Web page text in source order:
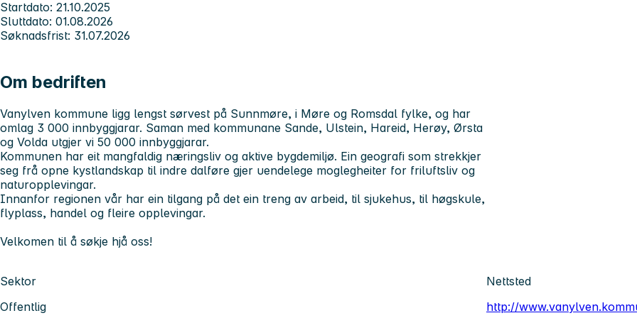
Startdato: 21.10.2025
Sluttdato: 01.08.2026
Søknadsfrist: 31.07.2026
Om bedriften
Vanylven kommune ligg lengst sørvest på Sunnmøre, i Møre og Romsdal fylke, og har
omlag 3 000 innbyggjarar. Saman med kommunane Sande, Ulstein, Hareid, Herøy, Ørsta
og Volda utgjer vi 50 000 innbyggjarar.
Kommunen har eit mangfaldig næringsliv og aktive bygdemiljø. Ein geografi som strekkjer
seg frå opne kystlandskap til indre dalføre gjer uendelege moglegheiter for friluftsliv og
naturopplevingar.
Innanfor regionen vår har ein tilgang på det ein treng av arbeid, til sjukehus, til høgskule,
flyplass, handel og fleire opplevingar.
Velkomen til å søkje hjå oss!
Sektor
Offentlig
Nettsted
http://